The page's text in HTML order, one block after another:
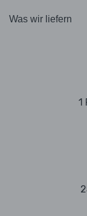
Was wir liefern
1